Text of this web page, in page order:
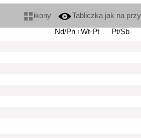
ikony
Tabliczka jak na
Nd/Pn i Wt-Pt
Pt/Sb